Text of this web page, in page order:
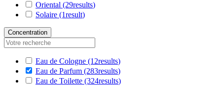
Oriental (29results)
Solaire (1result)
Concentration
Eau de Cologne (12results)
Eau de Parfum (283results)
Eau de Toilette (324results)